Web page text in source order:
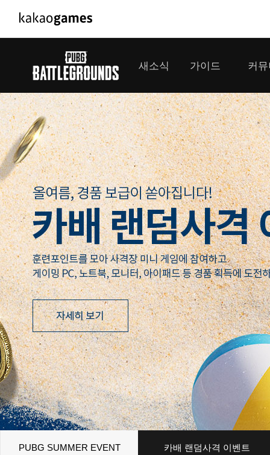
PC/모바일게임
도깨비의세계
오딘: 발할라 라이징
아키에이지 워
아레스 : 라이즈 오브 가디언즈
배틀그라
패스 오브
패스 오브
모바일게임
우마무스메 프리티 더비
SMiniz
가디언 테일즈
프린세스 커넥트 Re:Dive
프렌즈팝콘
프렌즈타운
서비스
내정보
보안센터
고객센터
공지사항
카카오게
게임코인
게임시간
새소식
공지사항
GM소식
이벤트
업데이트
대회소식
가이드
게임 가이드
커
플레이
미디어
클랜
모집
PUBG SUMMER EVENT 카배 랜덤사격 이벤트